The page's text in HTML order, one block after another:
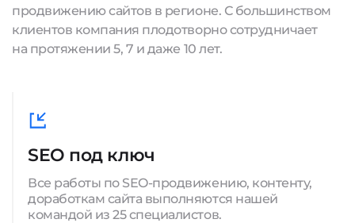
продвижению сайтов в регионе. С большинством
клиентов компания плодотворно сотрудничает
на протяжении 5, 7 и даже 10 лет.
SEO под ключ
Все работы по SEO-продвижению, контенту,
доработкам сайта выполняются нашей
командой из 25 специалистов.